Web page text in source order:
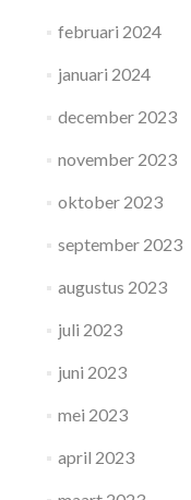
februari 2024
januari 2024
december 2023
november 2023
oktober 2023
september 2023
augustus 2023
juli 2023
juni 2023
mei 2023
april 2023